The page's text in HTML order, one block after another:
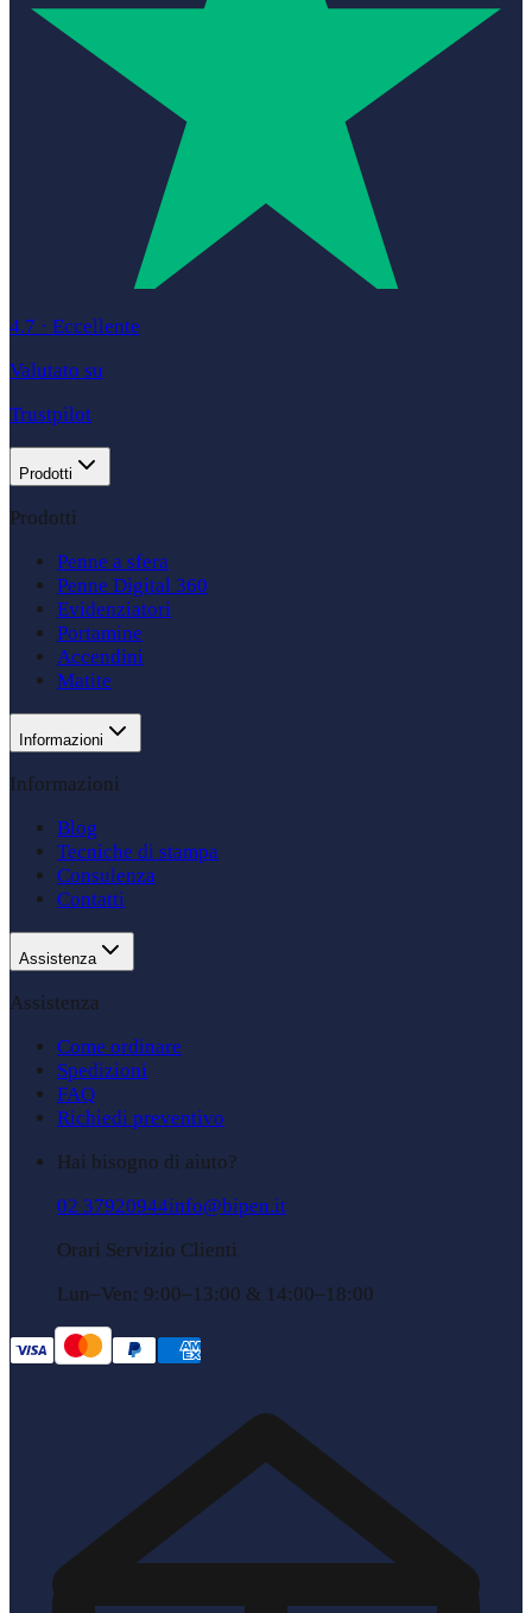
4.7 · Eccellente
Valutato su
Trustpilot
Prodotti
Prodotti
Penne a sfera
Penne Digital 360
Evidenziatori
Portamine
Accendini
Matite
Informazioni
Informazioni
Blog
Tecniche di stampa
Consulenza
Contatti
Assistenza
Assistenza
Come ordinare
Spedizioni
FAQ
Richiedi preventivo
Hai bisogno di aiuto?
02 37920944info@bipen.it
Orari Servizio Clienti
Lun–Ven: 9:00–13:00 & 14:00–18:00